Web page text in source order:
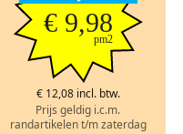
€ 9,98
pm2
€ 12,08 incl. btw.
Prijs geldig i.c.m.
randartikelen t/m zaterdag